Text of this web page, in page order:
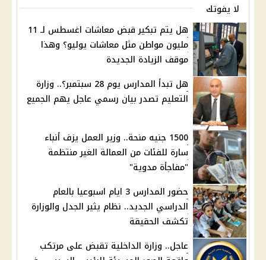
لا يفوتك
هل يتم تبكير قبض معاشات اغسطس لـ 11
مليون مواطن مثل معاشات يوليو؟ وهذا
موقف الزيادة الجديدة
هل تبدأ المدارس يوم 28 سبتمبر؟.. وزارة
التعليم تصدر بيان رسمي عاجل يهم الجميع
1500 جنيه منحة.. وزير العمل يزف أنباء
سارة للفئات من العمالة الغير منتظمة
"مفاجأة مدوية"
حضور المدارس 3 ايام اسبوعيا بالعام
الدراسي الجديد.. نظام يثير الجدل والوزارة
تكشف الحقيقة
عاجل.. وزارة الداخلية تقبض على مرتكب